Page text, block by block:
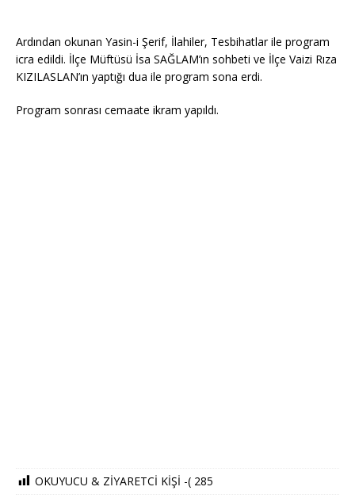
Ardından okunan Yasin-i Şerif, İlahiler, Tesbihatlar ile program
icra edildi. İlçe Müftüsü İsa SAĞLAM’ın sohbeti ve İlçe Vaizi Rıza
KIZILASLAN’ın yaptığı dua ile program sona erdi.
Program sonrası cemaate ikram yapıldı.
OKUYUCU & ZİYARETCİ KİŞİ -( 285